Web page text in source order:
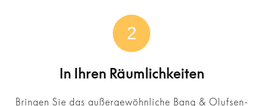
2
In Ihren Räumlichkeiten
Bringen Sie das außergewöhnliche Bang & Olufsen-